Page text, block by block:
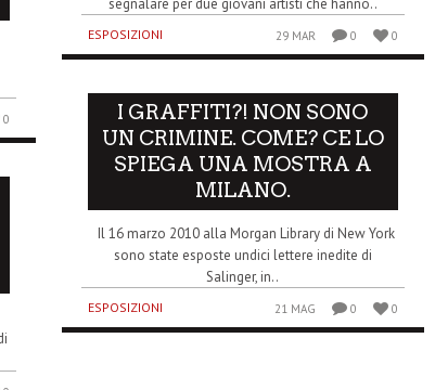
0
ESPOSIZIONI 29 MAR 0 0
I GRAFFITI?! NON SONO
UN CRIMINE. COME? CE LO
SPIEGA UNA MOSTRA A
MILANO.
Il 16 marzo 2010 alla Morgan Library di New York
sono state esposte undici lettere inedite di
Salinger, in..
ESPOSIZIONI 21 MAG 0 0